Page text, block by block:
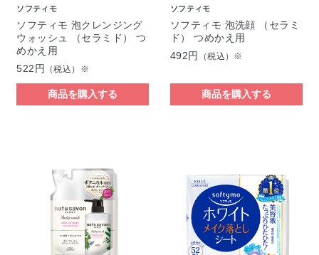
ソフティモ
ソフティモ 泡クレンジング
ウォッシュ （セラミド） つ
めかえ用
522円
（税込）※
商品を購入する
ソフティモ
ソフティモ 泡洗顔 （セラミ
ド） つめかえ用
492円
（税込）※
商品を購入する